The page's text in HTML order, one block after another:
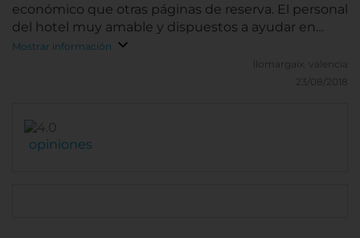
económico que otras páginas de reserva. El personal
del hotel muy amable y dispuestos a ayudar en
todo momento.
Mostrar información
llomargaix.
valencia
23/08/2018
opiniones